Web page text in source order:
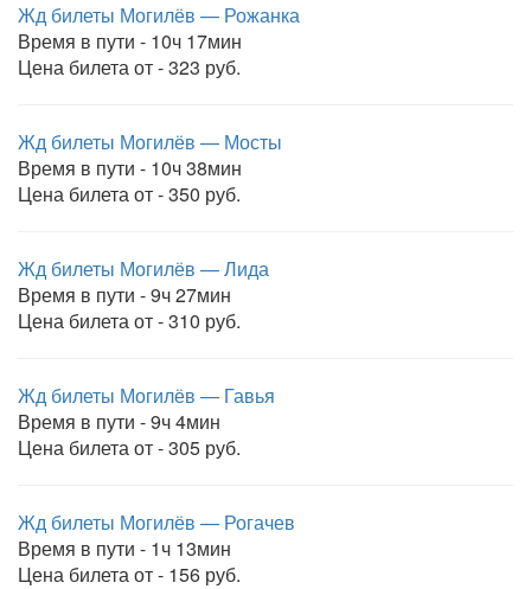
Жд билеты Могилёв — Рожанка
Время в пути - 10ч 17мин
Цена билета от - 323 руб.
Жд билеты Могилёв — Мосты
Время в пути - 10ч 38мин
Цена билета от - 350 руб.
Жд билеты Могилёв — Лида
Время в пути - 9ч 27мин
Цена билета от - 310 руб.
Жд билеты Могилёв — Гавья
Время в пути - 9ч 4мин
Цена билета от - 305 руб.
Жд билеты Могилёв — Рогачев
Время в пути - 1ч 13мин
Цена билета от - 156 руб.